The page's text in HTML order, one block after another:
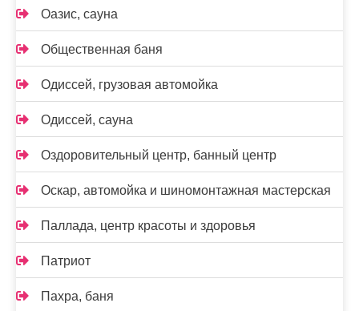
Оазис, сауна
Общественная баня
Одиссей, грузовая автомойка
Одиссей, сауна
Оздоровительный центр, банный центр
Оскар, автомойка и шиномонтажная мастерская
Паллада, центр красоты и здоровья
Патриот
Пахра, баня